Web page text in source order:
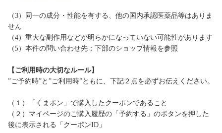
（3）同一の成分・性能を有する、他の国内承認医薬品等はありま
せん
（4）重大な副作用などが明らかになっていない可能性があります
（5）本件の問い合わせ先：下部のショップ情報を参照
【ご利用時の大切なルール】
”ご予約時”と”ご利用時”ともに、下記２点を必ずお伝えください。
（１）「くまポン」で購入したクーポンであること
（２）マイページのご購入履歴の「予約する」のボタンを押した
後に表示される「クーポンID」